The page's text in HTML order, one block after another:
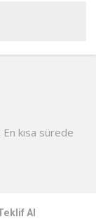
kısa sürede
Al